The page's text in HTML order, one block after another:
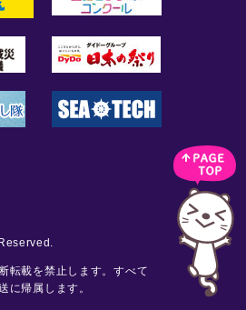
転載を禁止します。すべて
に帰属します。